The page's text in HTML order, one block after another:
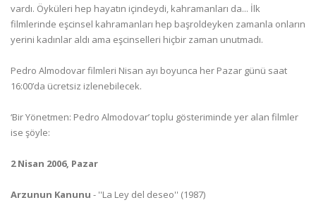
vardı. Öyküleri hep hayatın içindeydi, kahramanları da... İlk
filmlerinde eşcinsel kahramanları hep başroldeyken zamanla onların
yerini kadınlar aldı ama eşcinselleri hiçbir zaman unutmadı.
Pedro Almodovar filmleri Nisan ayı boyunca her Pazar günü saat
16:00’da ücretsiz izlenebilecek.
‘Bir Yönetmen: Pedro Almodovar’ toplu gösteriminde yer alan filmler
ise şöyle:
2 Nisan 2006, Pazar
Arzunun Kanunu - ''La Ley del deseo'' (1987)